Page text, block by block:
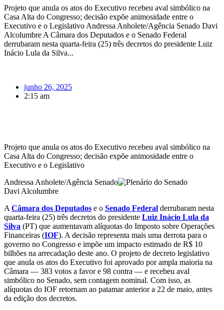
Projeto que anula os atos do Executivo recebeu aval simbólico na
Casa Alta do Congresso; decisão expõe animosidade entre o
Executivo e o Legislativo Andressa Anholete/Agência Senado Davi
Alcolumbre A Câmara dos Deputados e o Senado Federal
derrubaram nesta quarta-feira (25) três decretos do presidente Luiz
Inácio Lula da Silva...
junho 26, 2025
2:15 am
Projeto que anula os atos do Executivo recebeu aval simbólico na
Casa Alta do Congresso; decisão expõe animosidade entre o
Executivo e o Legislativo
Andressa Anholete/Agência Senado
Davi Alcolumbre
A Câmara dos Deputados e o Senado Federal derrubaram nesta
quarta-feira (25) três decretos do presidente Luiz Inácio Lula da
Silva (PT) que aumentavam alíquotas do Imposto sobre Operações
Financeiras (IOF). A decisão representa mais uma derrota para o
governo no Congresso e impõe um impacto estimado de R$ 10
bilhões na arrecadação deste ano. O projeto de decreto legislativo
que anula os atos do Executivo foi aprovado por ampla maioria na
Câmara — 383 votos a favor e 98 contra — e recebeu aval
simbólico no Senado, sem contagem nominal. Com isso, as
alíquotas do IOF retornam ao patamar anterior a 22 de maio, antes
da edição dos decretos.